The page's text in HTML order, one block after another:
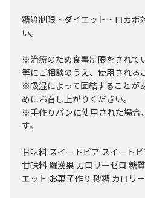
糖質制限・ダイエット・ロカボ
い。
※治療のため食事制限をされて
等にご相談のうえ、使用される
※吸湿によって固結することが
めにお召し上がりください。
※手作りパンに使用された場合
す。
甘味料 スイートピア スイート
甘味料 羅漢果 カロリーゼロ 糖
エット お菓子作り 砂糖 カロリ